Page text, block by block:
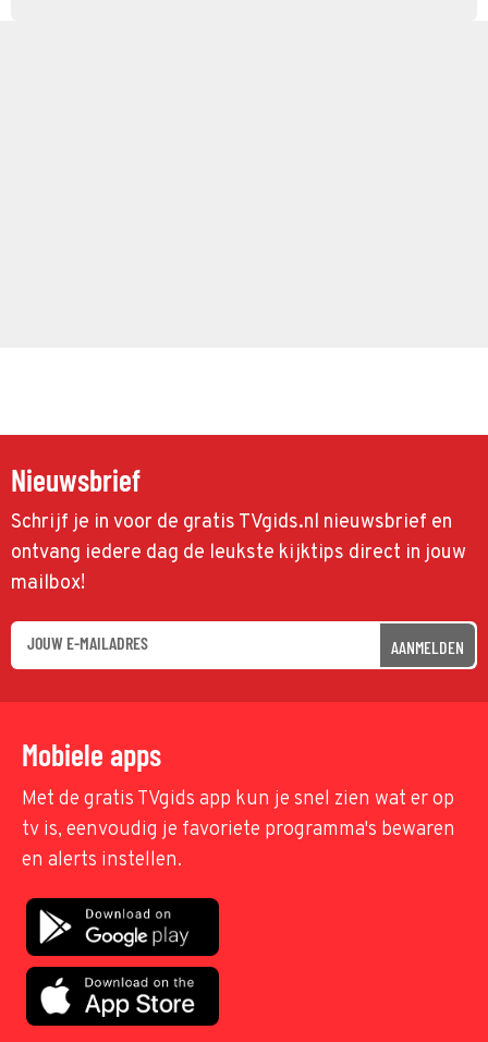
Nieuwsbrief
Schrijf je in voor de gratis TVgids.nl nieuwsbrief en
ontvang iedere dag de leukste kijktips direct in jouw
mailbox!
AANMELDEN
Mobiele apps
Met de gratis TVgids app kun je snel zien wat er op
tv is, eenvoudig je favoriete programma's bewaren
en alerts instellen.